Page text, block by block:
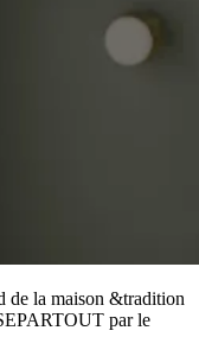
de la maison &tradition
par le